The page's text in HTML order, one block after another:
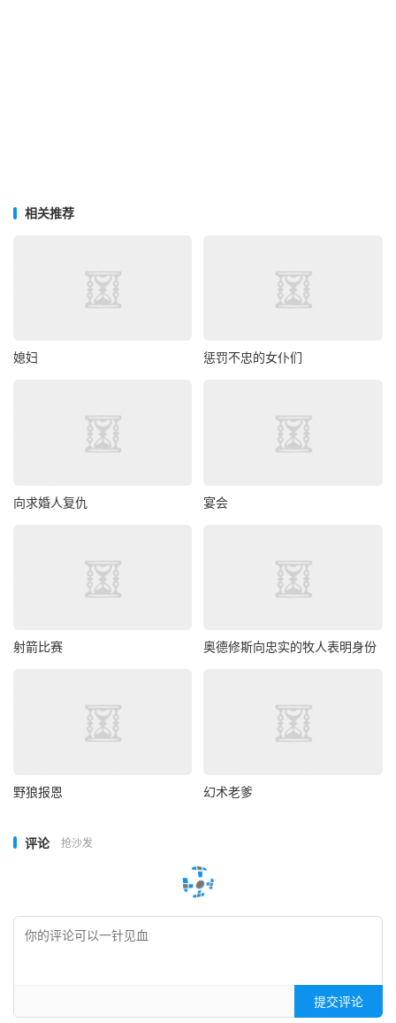
相关推荐
媳妇 惩罚不忠的女仆们
向求婚人复仇 宴会
射箭比赛 奥德修斯向忠实的牧人表明身份
野狼报恩 幻术老爹
评论 抢沙发
提交评论